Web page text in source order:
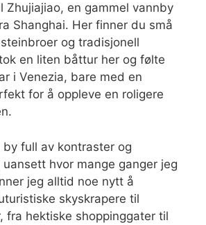
Zhujiajiao, en gammel vannby
Shanghai. Her finner du små
og tradisjonell
en liten båttur her og følte
i Venezia, bare med en
for å oppleve en roligere
by full av kontraster og
uansett hvor mange ganger jeg
jeg alltid noe nytt å
skyskrapere til
fra hektiske shoppinggater til